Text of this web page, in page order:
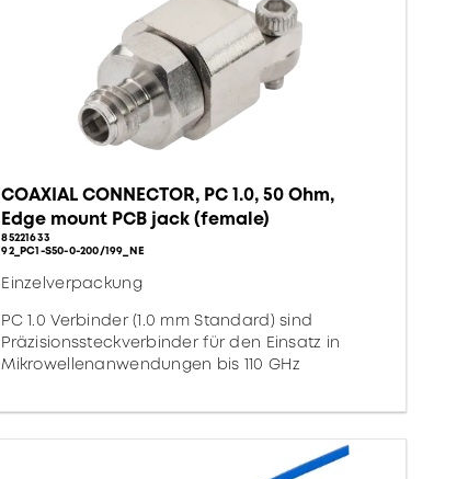
COAXIAL CONNECTOR, PC 1.0, 50 Ohm,
Edge mount PCB jack (female)
85221633
92_PC1-S50-0-200/199_NE
Einzelverpackung
PC 1.0 Verbinder (1.0 mm Standard) sind
Präzisionssteckverbinder für den Einsatz in
Mikrowellenanwendungen bis 110 GHz